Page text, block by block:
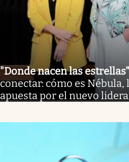
"Donde nacen las estrellas"
conectar: cómo es
apuesta por el nuevo